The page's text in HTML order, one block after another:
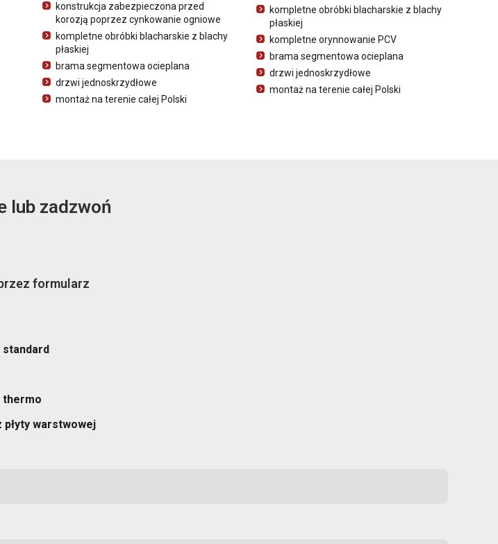
konstrukcja zabezpieczona przed
korozją poprzez cynkowanie ogniowe
kompletne obróbki blacharskie z blachy
płaskiej
brama segmentowa ocieplana
drzwi jednoskrzydłowe
montaż na terenie całej Polski
kompletne obróbki blacharskie z blachy
płaskiej
kompletne orynnowanie PCV
brama segmentowa ocieplana
drzwi jednoskrzydłowe
montaż na terenie całej Polski
lub zadzwoń
formularz
standard
thermo
płyty warstwowej